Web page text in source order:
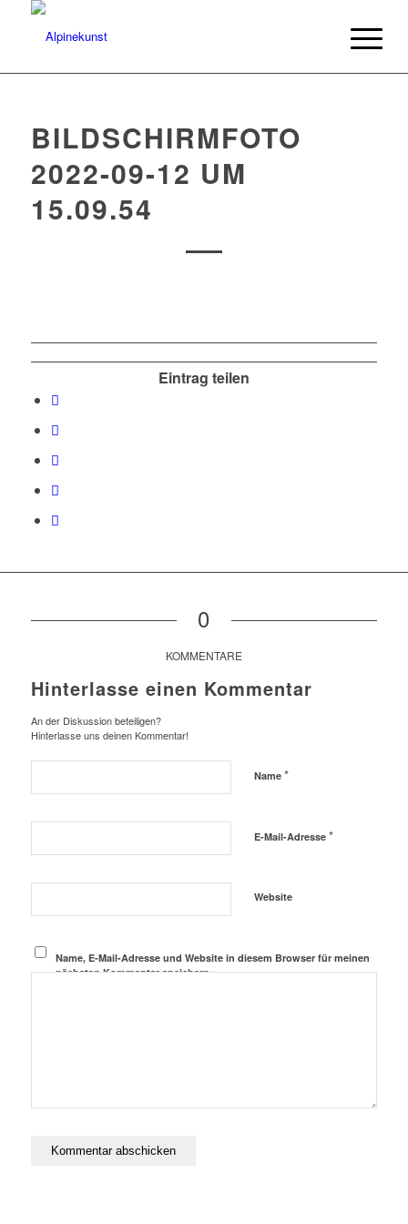
BILDSCHIRMFOTO
2022-09-12 UM
15.09.54
Eintrag teilen
0
KOMMENTARE
Hinterlasse einen Kommentar
An der Diskussion beteiligen?
Hinterlasse uns deinen Kommentar!
Name *
E-Mail-Adresse *
Website
Name, E-Mail-Adresse und Website in diesem Browser für meinen
nächsten Kommentar speichern.